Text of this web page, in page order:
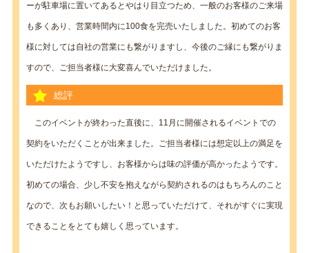
ーが駐車場に置いてあるとやはり目立つため、一般のお客様のご来場
も多くあり、営業時間内に100食を完売いたしました。初めてのお客
様に対しては自社の営業にも繋がりますし、今後のご縁にも繋がりま
すので、ご担当者様に大変喜んでいただけました。
総評
このイベントが終わった直後に、11月に開催されるイベントでの
契約をいただくことが出来ました。ご担当者様には想定以上の満足を
いただけたようですし、お客様からは味の評価が高かったようです。
初めての場合、少し不安を抱えながら契約されるのはもちろんのこと
なので、次もお願いしたい！と思っていただけて、それがすぐに実現
できることをとても嬉しく思っています。